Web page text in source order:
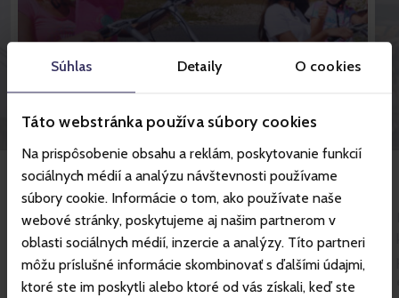
Súhlas Detaily O cookies
Táto webstránka používa súbory cookies
Na prispôsobenie obsahu a reklám, poskytovanie funkcií
sociálnych médií a analýzu návštevnosti používame
súbory cookie. Informácie o tom, ako používate naše
webové stránky, poskytujeme aj našim partnerom v
oblasti sociálnych médií, inzercie a analýzy. Títo partneri
môžu príslušné informácie skombinovať s ďalšími údajmi,
ktoré ste im poskytli alebo ktoré od vás získali, keď ste
Tátrai kaland
Hegyi kordén vagy rolleren való menet? Ismerjék
meg az igazi tátrai szórakozást a Tatry Motion-
nal. Éljék át önök is az adrenalin menetet a 3 km
pályákon a Štart állomásról Tátralomnicba.